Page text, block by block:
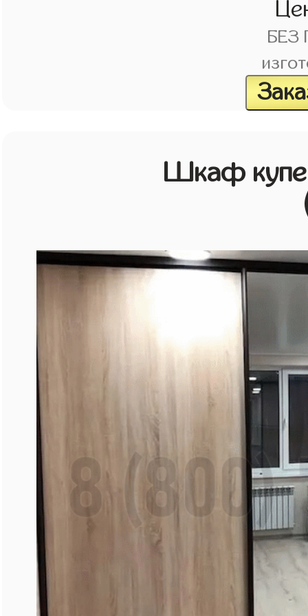
БЕЗ
Шкаф купе